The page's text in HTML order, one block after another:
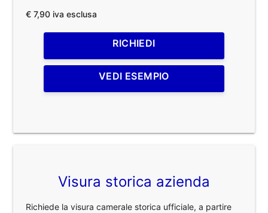
€ 7,90 iva esclusa
RICHIEDI
VEDI ESEMPIO
Visura storica azienda
Richiede la visura camerale storica ufficiale, a partire